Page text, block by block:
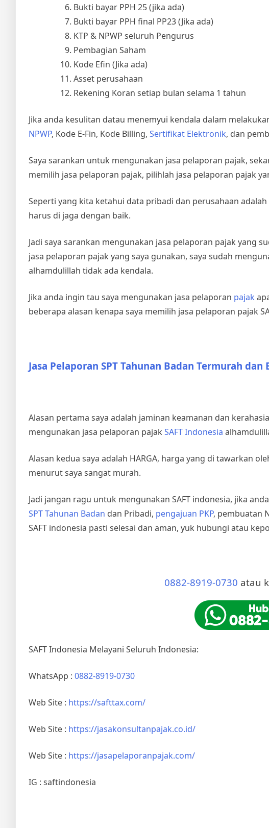
Bukti bayar PPH 25 (jika ada)
Bukti bayar PPH final PP23 (Jika ada)
KTP & NPWP seluruh Pengurus
Pembagian Saham
Kode Efin (Jika ada)
Asset perusahaan
Rekening Koran setiap bulan selama 1 tahun
Jika anda kesulitan datau menemyui kendala dalam
NPWP, Kode E-Fin, Kode Billing, Sertifikat Elektronik, dan
Saya sarankan untuk mengunakan jasa pelaporan pajak,
memilih jasa pelaporan pajak, pilihlah jasa pelaporan pajak
Seperti yang kita ketahui data pribadi dan perusahaan
harus di jaga dengan baik.
Jadi saya sarankan mengunakan jasa pelaporan pajak yang
jasa pelaporan pajak yang saya gunakan, saya sudah
alhamdulillah tidak ada kendala.
Jika anda ingin tau saya mengunakan jasa pelaporan pajak
beberapa alasan kenapa saya memilih jasa pelaporan pajak
Jasa Pelaporan SPT Tahunan Badan Termurah
Alasan pertama saya adalah jaminan keamanan dan
mengunakan jasa pelaporan pajak SAFT Indonesia
Alasan kedua saya adalah HARGA, harga yang di tawarkan
menurut saya sangat murah.
Jadi jangan ragu untuk mengunakan SAFT indonesia, jika
SPT Tahunan Badan dan Pribadi, pengajuan PKP, pembuatan
SAFT indonesia pasti selesai dan aman, yuk hubungi atau
0882-8919-0730 atau
SAFT Indonesia Melayani Seluruh Indonesia:
WhatsApp : 0882-8919-0730
Web Site : https://safttax.com/
Web Site : https://jasakonsultanpajak.co.id/
Web Site : https://jasapelaporanpajak.com/
IG : saftindonesia